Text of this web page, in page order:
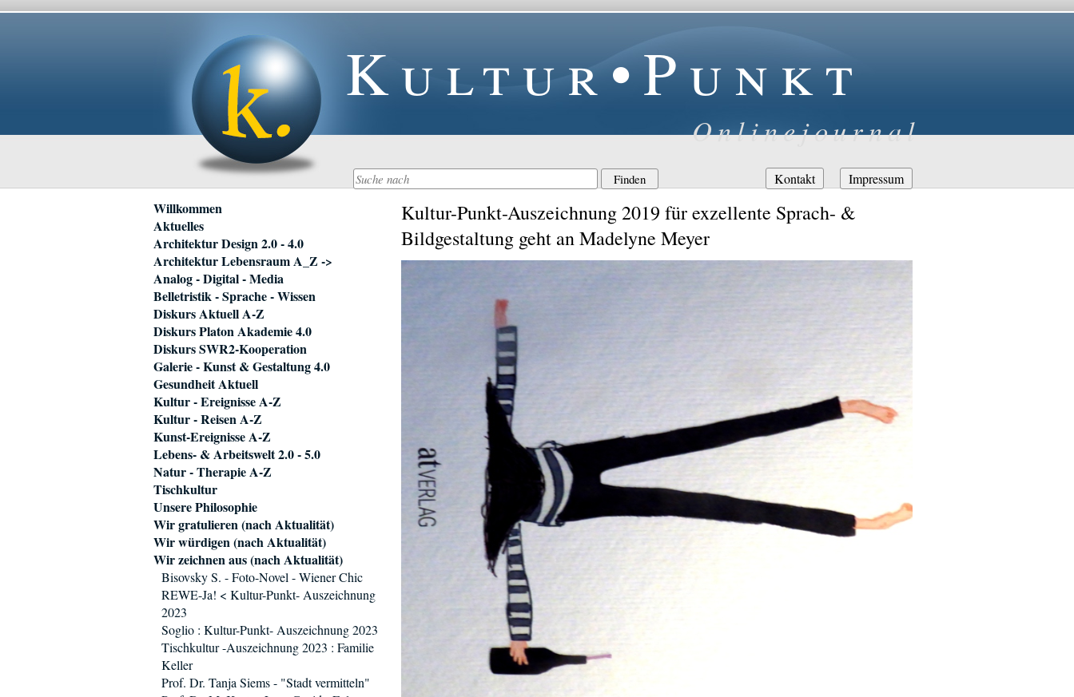
Kultur•Punkt
Onlinejournal
Navigation
überspringen
Kontakt Impressum
Kultur-Punkt-Auszeichnung 2019 für exzellente Sprach- &
Bildgestaltung geht an Madelyne Meyer
Navigation
überspringen
Willkommen
Aktuelles
Architektur Design 2.0 - 4.0
Architektur Lebensraum A_Z ->
Analog - Digital - Media
Belletristik - Sprache - Wissen
Diskurs Aktuell A-Z
Diskurs Platon Akademie 4.0
Diskurs SWR2-Kooperation
Galerie - Kunst & Gestaltung 4.0
Gesundheit Aktuell
Kultur - Ereignisse A-Z
Kultur - Reisen A-Z
Kunst-Ereignisse A-Z
Lebens- & Arbeitswelt 2.0 - 5.0
Natur - Therapie A-Z
Tischkultur
Unsere Philosophie
Wir gratulieren (nach Aktualität)
Wir würdigen (nach Aktualität)
Wir zeichnen aus (nach Aktualität)
Bisovsky S. - Foto-Novel - Wiener Chic
REWE-Ja! < Kultur-Punkt- Auszeichnung
2023
Soglio : Kultur-Punkt- Auszeichnung 2023
Tischkultur -Auszeichnung 2023 : Familie
Keller
Prof. Dr. Tanja Siems - "Stadt vermitteln"